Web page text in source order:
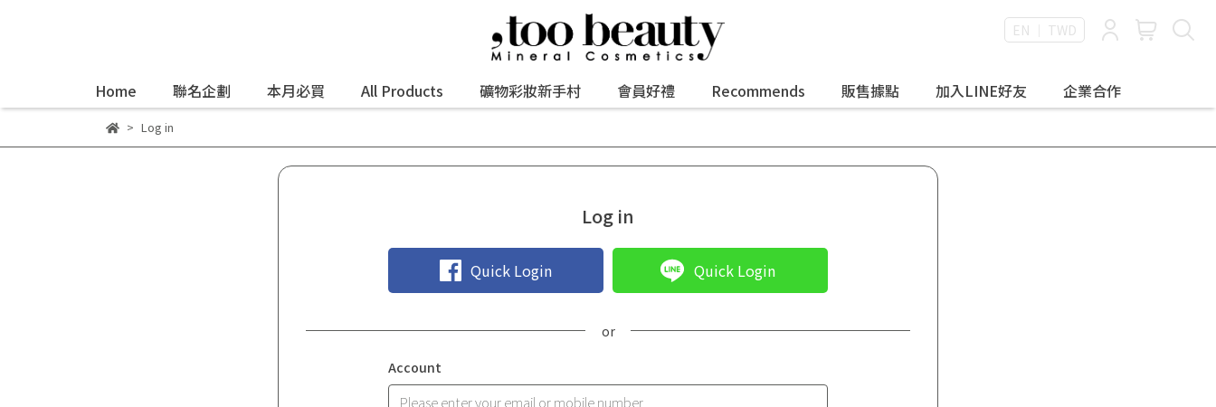
EN ｜ TWD
Home 聯名企劃 本月必買 All Products 礦物彩妝新手村 會員好禮 Recommends 販售據點 加入LINE好友 企業合作
Log in
Log in
Quick Login Quick Login
Account